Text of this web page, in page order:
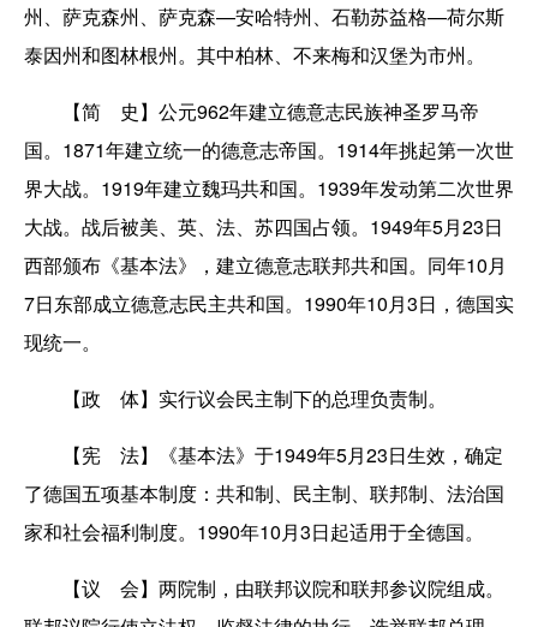
州、萨克森州、萨克森—安哈特州、石勒苏益格—荷尔斯
泰因州和图林根州。其中柏林、不来梅和汉堡为市州。
【简 史】公元962年建立德意志民族神圣罗马帝
国。1871年建立统一的德意志帝国。1914年挑起第一次世
界大战。1919年建立魏玛共和国。1939年发动第二次世界
大战。战后被美、英、法、苏四国占领。1949年5月23日
西部颁布《基本法》，建立德意志联邦共和国。同年10月
7日东部成立德意志民主共和国。1990年10月3日，德国实
现统一。
【政 体】实行议会民主制下的总理负责制。
【宪 法】《基本法》于1949年5月23日生效，确定
了德国五项基本制度：共和制、民主制、联邦制、法治国
家和社会福利制度。1990年10月3日起适用于全德国。
【议 会】两院制，由联邦议院和联邦参议院组成。